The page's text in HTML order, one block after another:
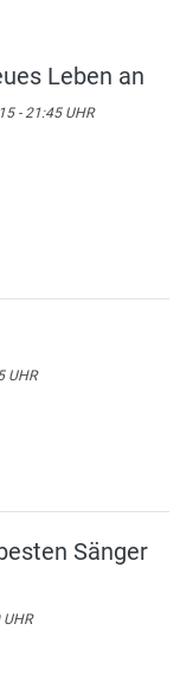
Leben an
- 21:45 UHR
UHR
Sänger
UHR